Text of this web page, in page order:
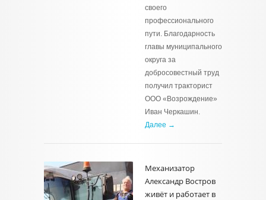
своего
профессионального
пути. Благодарность
главы муниципального
округа за
добросовестный труд
получил тракторист
ООО «Возрождение»
Иван Черкашин.
Далее →
Механизатор
Александр Востров
живёт и работает в